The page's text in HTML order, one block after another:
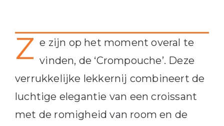
Z e zijn op het moment overal te
vinden, de ‘Crompouche’. Deze
verrukkelijke lekkernij combineert de
luchtige elegantie van een croissant
met de romigheid van room en de